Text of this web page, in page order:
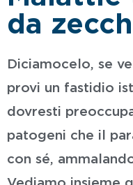
da
Diciamocelo, se
provi un fastidio
dovresti
patogeni che il
con sé,